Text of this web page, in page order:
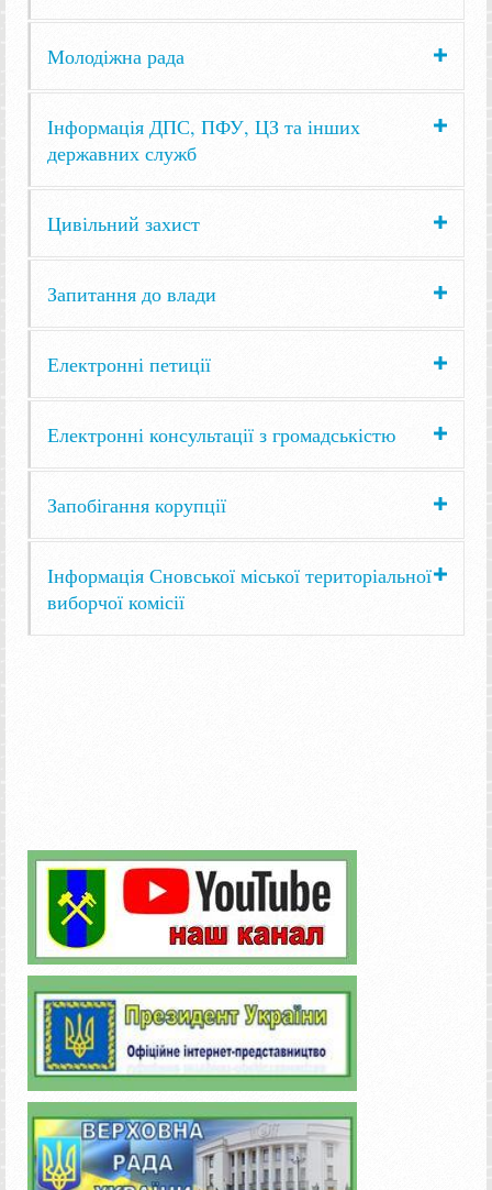
Молодіжна рада
Інформація ДПС, ПФУ, ЦЗ та інших
державних служб
Цивільний захист
Запитання до влади
Електронні петиції
Електронні консультації з громадськістю
Запобігання корупції
Інформація Сновської міської територіальної
виборчої комісії